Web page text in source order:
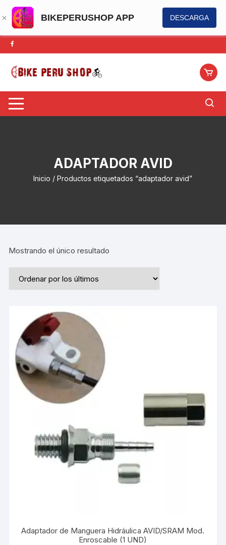
BIKEPERUSHOP APP DESCARGA
Saltar
al
contenido
ADAPTADOR AVID
Inicio / Productos etiquetados “adaptador avid”
Mostrando el único resultado
Adaptador de Manguera Hidráulica AVID/SRAM Mod.
Enroscable (1 UND)